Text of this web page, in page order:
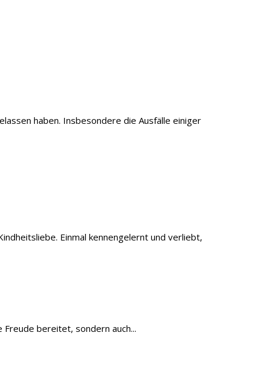
haben. Insbesondere die Ausfälle einiger
Einmal kennengelernt und verliebt,
Freude bereitet, sondern auch...